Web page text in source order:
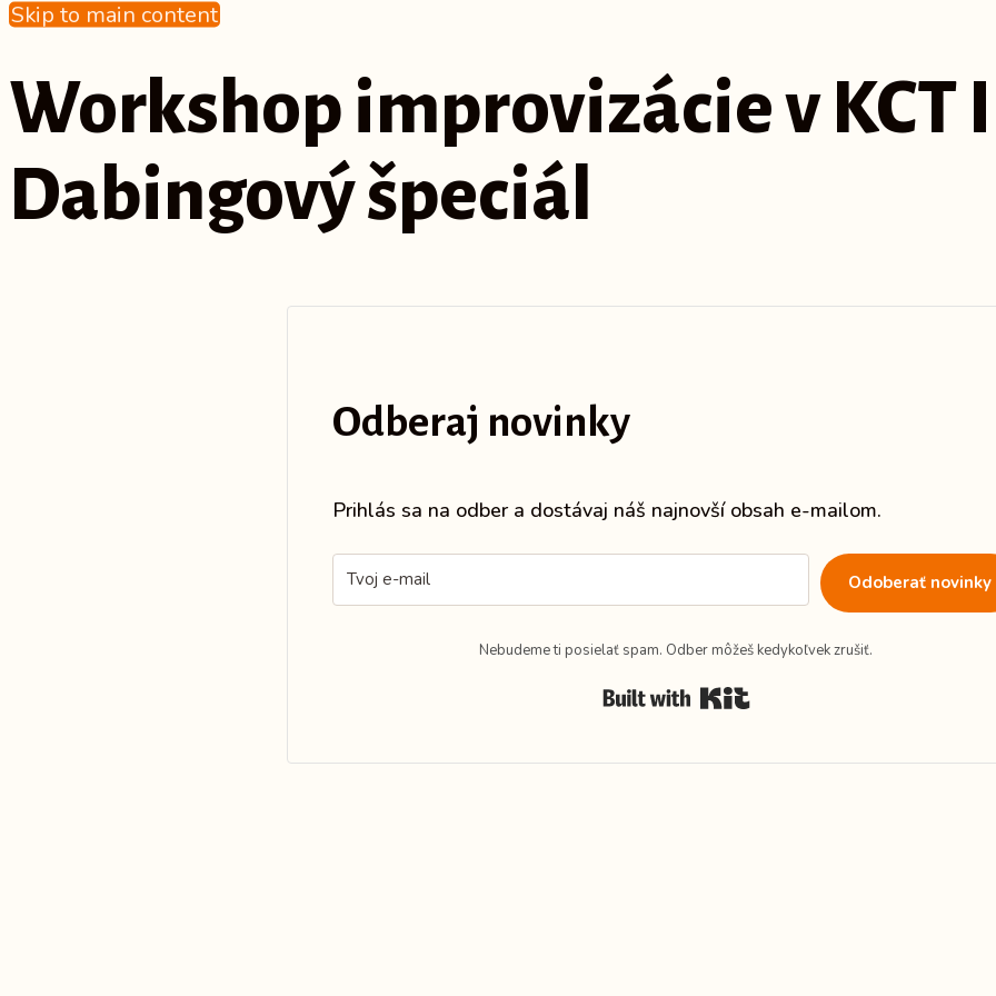
Skip to main content
Workshop improvizácie v KCT
Dabingový špeciál
Odberaj novinky
Prihlás sa na odber a dostávaj náš najnovší obsah e-mailom.
Odoberať novinky
Nebudeme ti posielať spam. Odber môžeš kedykoľvek zrušiť.
Built with Kit